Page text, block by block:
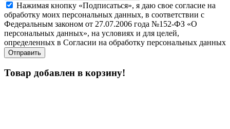
Нажимая кнопку «Подписаться», я даю свое согласие на
обработку моих персональных данных, в соответствии с
Федеральным законом от 27.07.2006 года №152-ФЗ «О
персональных данных», на условиях и для целей,
определенных в Согласии на обработку персональных данных
Товар добавлен в корзину!